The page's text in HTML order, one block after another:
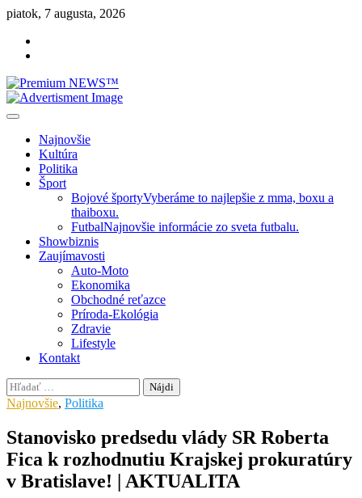
Skip
content
piatok, 7 augusta, 2026
Najnovšie
Kultúra
Politika
Šport
Bojové športyVyberáme to najlepšie z mma, boxu a
thaiboxu.
FutbalNajnovšie informácie zo sveta futbalu.
Showbiznis
Zaujímavosti
Auto-Moto
Ekonomika
Obchodné reťazce
Príroda-Ekológia
Zdravie
Lifestyle
Kontakt
Hľadať:
Najnovšie, Politika
Stanovisko predsedu vlády SR Roberta
Fica k rozhodnutiu Krajskej prokuratúry
v Bratislave! | AKTUALITA